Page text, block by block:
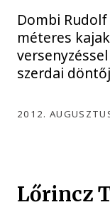
Dombi
méteres
szerdai
2012.
Lőrincz